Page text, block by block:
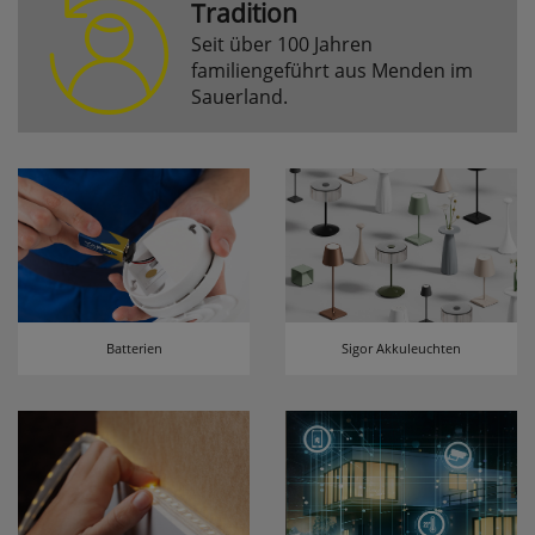
Tradition
Seit über 100 Jahren
familiengeführt aus Menden im
Sauerland.
Batterien Sigor Akkuleuchten
Komfortfunktionen
ws_pferdekaemper_01-aa_welcome_cookie
Dieses Cookie speichert Ihre Emailadresse, damit
Sie diese beim Betreten des Shops nicht erneut
eingeben müssen.
Design-Cookie
ws8_pferdekaemper_01-aa_design_cookie
Speichern des Suchbegriffes
searchvalue
Dieses Cookie speichert den einegebenen
Suchbegriff, damit Sie diesen beim Verfeinern
nicht erneut eingeben müssen.